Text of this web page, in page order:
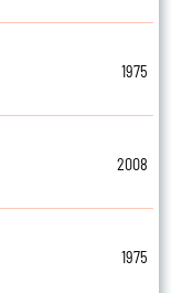
1975
2008
1975